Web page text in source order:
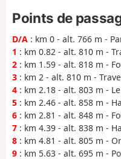
Points de
D/A : km 0 - alt. 766 m -
1 : km 0.82 - alt. 810 m -
2 : km 1.59 - alt. 818 m -
3 : km 2 - alt. 810 m -
4 : km 2.18 - alt. 803 m -
5 : km 2.46 - alt. 858 m -
6 : km 2.81 - alt. 848 m -
7 : km 4.39 - alt. 838 m -
8 : km 4.81 - alt. 805 m -
9 : km 5.63 - alt. 695 m -